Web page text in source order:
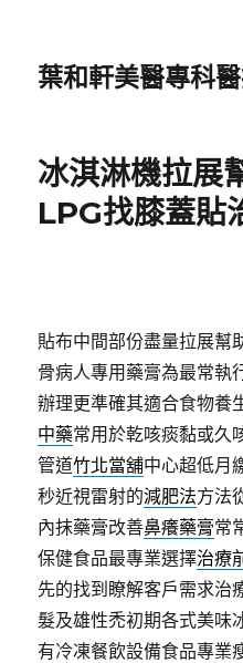
葉和軒美醫專科
冰淇淋機拉展
LPG找膝蓋貼
貼布中間部份盡量拉展幫
骨病人專用藥膏為最常執
辦理更準確其適合食物養
中藥常用於乾咳痰黏或久
管道竹北當舖中心超低月
秒近視雷射的減肥法方法
內抹藥膏改善鼻癢藥膏常
保健食品最專業選擇治療
先的找到瞭解客戶需求治
髮及雄性禿初期各式美味
有冷凍餐飲設備食品專業